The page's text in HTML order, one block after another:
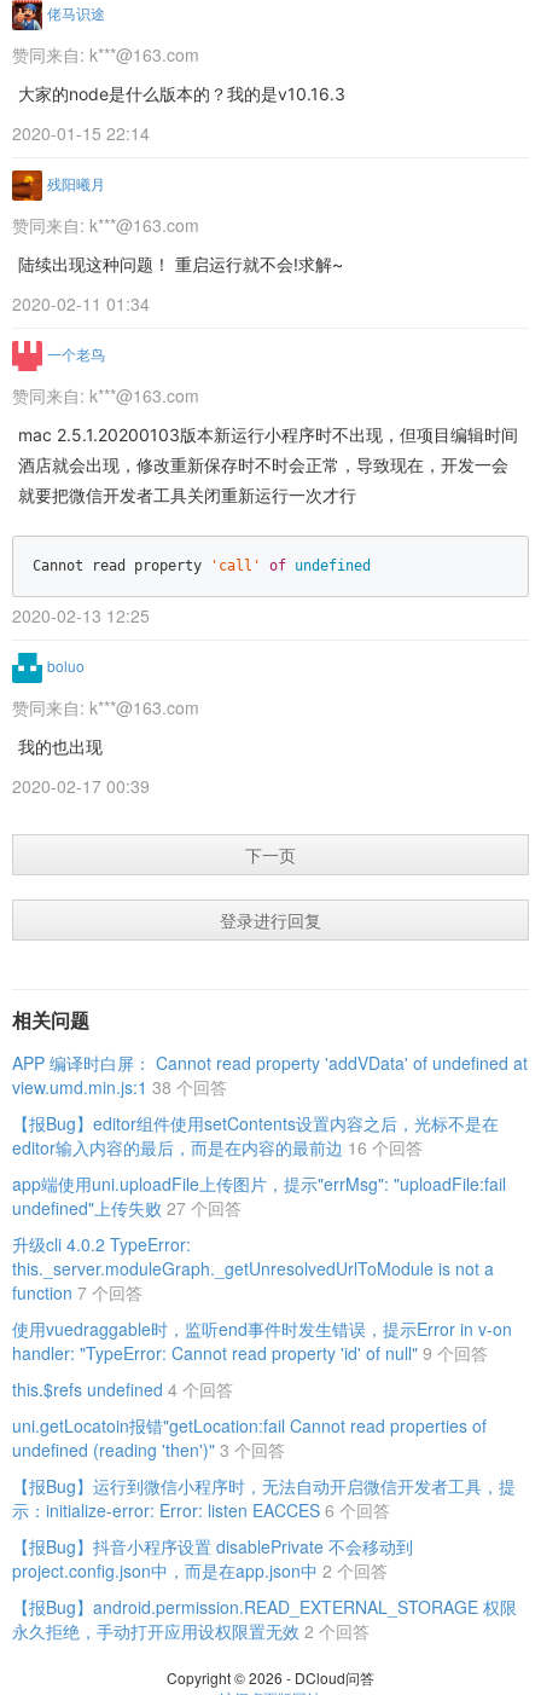
佬马识途
赞同来自: k***@163.com
大家的node是什么版本的？我的是v10.16.3
2020-01-15 22:14
残阳曦月
赞同来自: k***@163.com
陆续出现这种问题！ 重启运行就不会!求解~
2020-02-11 01:34
一个老鸟
赞同来自: k***@163.com
mac 2.5.1.20200103版本新运行小程序时不出现，但项目编辑时间
酒店就会出现，修改重新保存时不时会正常，导致现在，开发一会
就要把微信开发者工具关闭重新运行一次才行
Cannot read property 'call' of undefined
2020-02-13 12:25
boluo
赞同来自: k***@163.com
我的也出现
2020-02-17 00:39
下一页
登录进行回复
相关问题
APP 编译时白屏： Cannot read property 'addVData' of undefined at
view.umd.min.js:1 38 个回答
【报Bug】editor组件使用setContents设置内容之后，光标不是在
editor输入内容的最后，而是在内容的最前边 16 个回答
app端使用uni.uploadFile上传图片，提示"errMsg": "uploadFile:fail
undefined"上传失败 27 个回答
升级cli 4.0.2 TypeError:
this._server.moduleGraph._getUnresolvedUrlToModule is not a
function 7 个回答
使用vuedraggable时，监听end事件时发生错误，提示Error in v-on
handler: "TypeError: Cannot read property 'id' of null" 9 个回答
this.$refs undefined 4 个回答
uni.getLocatoin报错"getLocation:fail Cannot read properties of
undefined (reading 'then')" 3 个回答
【报Bug】运行到微信小程序时，无法自动开启微信开发者工具，提
示：initialize-error: Error: listen EACCES 6 个回答
【报Bug】抖音小程序设置 disablePrivate 不会移动到
project.config.json中，而是在app.json中 2 个回答
【报Bug】android.permission.READ_EXTERNAL_STORAGE 权限
永久拒绝，手动打开应用设权限置无效 2 个回答
Copyright © 2026 - DCloud问答